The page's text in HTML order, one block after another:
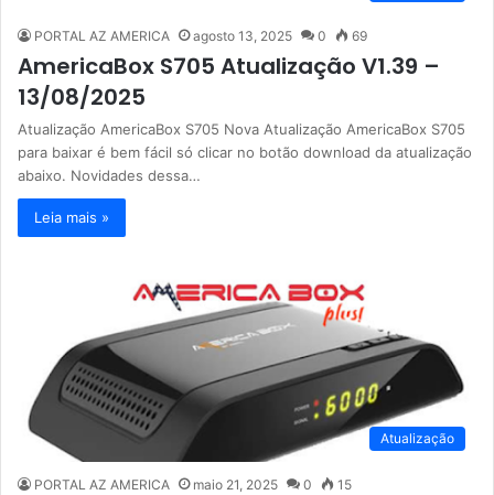
PORTAL AZ AMERICA agosto 13, 2025 0 69
AmericaBox S705 Atualização V1.39 –
13/08/2025
Atualização AmericaBox S705 Nova Atualização AmericaBox S705
para baixar é bem fácil só clicar no botão download da atualização
abaixo. Novidades dessa…
Leia mais »
Atualização
PORTAL AZ AMERICA maio 21, 2025 0 15